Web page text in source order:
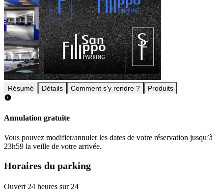
Résumé Détails Comment s'y rendre ? Produits
Annulation gratuite
Vous pouvez modifier/annuler les dates de votre réservation jusqu’à
23h59 la veille de votre arrivée.
Horaires du parking
Ouvert 24 heures sur 24